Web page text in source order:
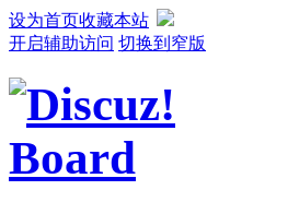
设为首页收藏本站
开启辅助访问 切换到窄版